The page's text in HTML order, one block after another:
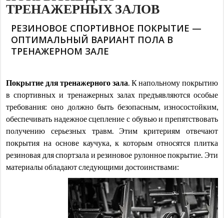
ТРЕНАЖЕРНЫХ ЗАЛОВ
РЕЗИНОВОЕ СПОРТИВНОЕ ПОКРЫТИЕ —
ОПТИМАЛЬНЫЙ ВАРИАНТ ПОЛА В
ТРЕНАЖЕРНОМ ЗАЛЕ
Покрытие для тренажерного зала. К напольному покрытию
в спортивных и тренажерных залах предъявляются особые
требования: оно должно быть безопасным, износостойким,
обеспечивать надежное сцепление с обувью и препятствовать
получению серьезных травм. Этим критериям отвечают
покрытия на основе каучука, к которым относятся плитка
резиновая для спортзала и резиновое рулонное покрытие. Эти
материалы обладают следующими достоинствами: